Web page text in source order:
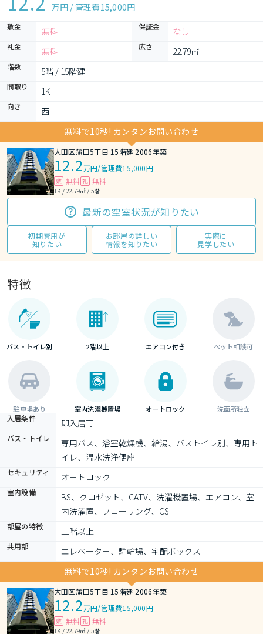
万円 / 管理費15,000円
敷金 無料 保証金 なし
礼金 無料 広さ 22.79㎡
階数 5階 / 15階建
間取り 1K
向き
西
無料で10秒! カンタンお問い合わせ
大田区蒲田5丁目 15階建 2006年築
12.2万円/管理費15,000円
敷 無料 礼 無料
1K / 22.79㎡ / 5階
最新の空室状況が知りたい
初期費用が
知りたい
お部屋の詳しい
情報を知りたい
実際に
見学したい
特徴
バス・トイレ別 2階以上 エアコン付き ペット相談可
駐車場あり 室内洗濯機置場 オートロック 洗面所独立
入居条件 即入居可
バス・トイレ
専用バス、浴室乾燥機、給湯、バストイレ別、専用ト
イレ、温水洗浄便座
セキュリティ オートロック
室内設備
BS、クロゼット、CATV、洗濯機置場、エアコン、室
内洗濯置、フローリング、CS
部屋の特徴 二階以上
共用部
エレベーター、駐輪場、宅配ボックス
無料で10秒! カンタンお問い合わせ
大田区蒲田5丁目 15階建 2006年築
12.2万円/管理費15,000円
敷 無料 礼 無料
1K / 22.79㎡ / 5階